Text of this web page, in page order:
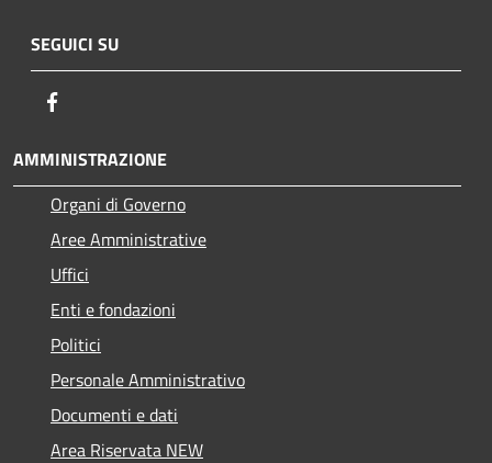
SEGUICI SU
AMMINISTRAZIONE
Organi di Governo
Aree Amministrative
Uffici
Enti e fondazioni
Politici
Personale Amministrativo
Documenti e dati
Area Riservata NEW